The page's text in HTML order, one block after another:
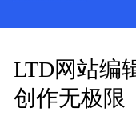
LTD网站编
创作无极限